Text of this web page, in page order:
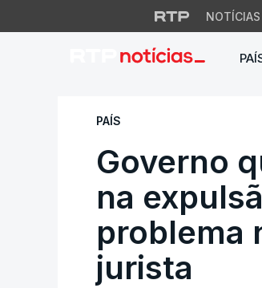
NOTÍCIAS
Governo
PAÍS
Governo
na
problema
jurista